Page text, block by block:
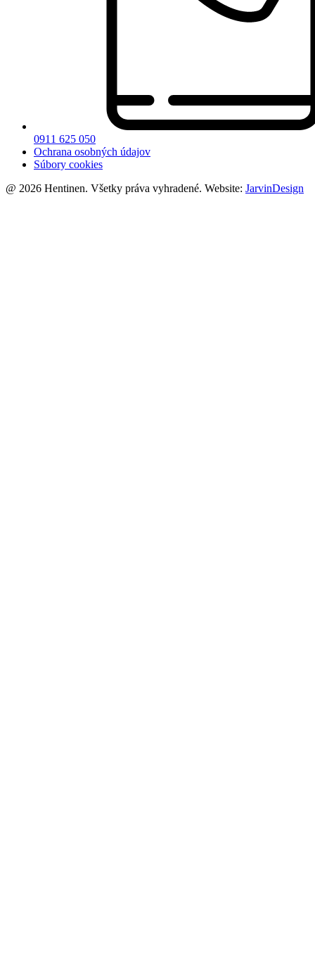
0911 625 050
Ochrana osobných údajov
Súbory cookies
@ 2026 Hentinen. Všetky práva vyhradené. Website: JarvinDesign